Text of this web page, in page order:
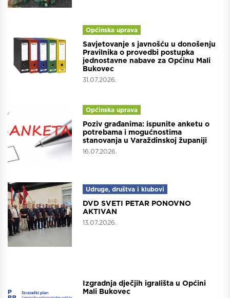
Općinska uprava
Savjetovanje s javnošću u donošenju
Pravilnika o provedbi postupka
jednostavne nabave za Općinu Mali
Bukovec
31.07.2026.
Općinska uprava
Poziv građanima: ispunite anketu o
potrebama i mogućnostima
stanovanja u Varaždinskoj županiji
16.07.2026.
Udruge, društva i klubovi
DVD SVETI PETAR PONOVNO
AKTIVAN
13.07.2026.
Izgradnja dječjih igrališta u Općini
Mali Bukovec